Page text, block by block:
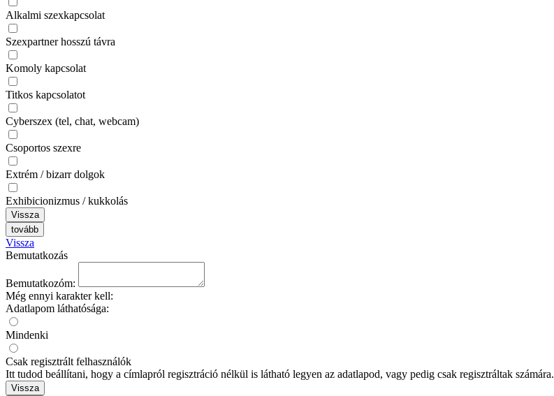
Alkalmi szexkapcsolat
Szexpartner hosszú távra
Komoly kapcsolat
Titkos kapcsolatot
Cyberszex (tel, chat, webcam)
Csoportos szexre
Extrém / bizarr dolgok
Exhibicionizmus / kukkolás
Vissza
tovább
Vissza
Bemutatkozás
Bemutatkozóm:
Még ennyi karakter kell:
Adatlapom láthatósága:
Mindenki
Csak regisztrált felhasználók
Itt tudod beállítani, hogy a címlapról regisztráció nélkül is látható legyen az adatlapod, vagy pedig csak regisztráltak számára.
Vissza